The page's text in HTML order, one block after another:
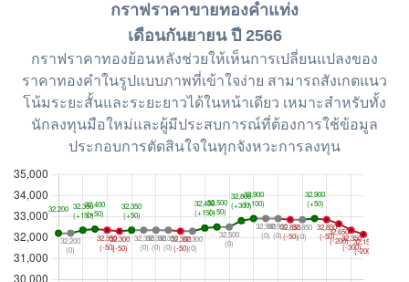
กราฟราคาขายทองคำแท่ง
เดือนกันยายน ปี 2566
กราฟราคาทองย้อนหลังช่วยให้เห็นการเปลี่ยนแปลงของ
ราคาทองคำในรูปแบบภาพที่เข้าใจง่าย สามารถสังเกตแนว
โน้มระยะสั้นและระยะยาวได้ในหน้าเดียว เหมาะสำหรับทั้ง
นักลงทุนมือใหม่และผู้มีประสบการณ์ที่ต้องการใช้ข้อมูล
ประกอบการตัดสินใจในทุกจังหวะการลงทุน